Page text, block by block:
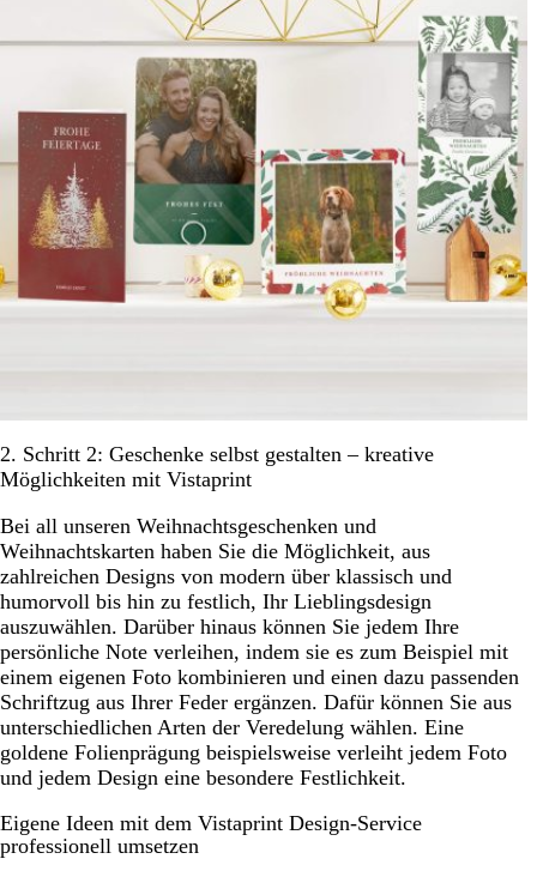
2. Schritt 2: Geschenke selbst gestalten – kreative
Möglichkeiten mit Vistaprint
Bei all unseren Weihnachtsgeschenken und
Weihnachtskarten haben Sie die Möglichkeit, aus
zahlreichen Designs von modern über klassisch und
humorvoll bis hin zu festlich, Ihr Lieblingsdesign
auszuwählen. Darüber hinaus können Sie jedem Ihre
persönliche Note verleihen, indem sie es zum Beispiel mit
einem eigenen Foto kombinieren und einen dazu passenden
Schriftzug aus Ihrer Feder ergänzen. Dafür können Sie aus
unterschiedlichen Arten der Veredelung wählen. Eine
goldene Folienprägung beispielsweise verleiht jedem Foto
und jedem Design eine besondere Festlichkeit.
Eigene Ideen mit dem Vistaprint Design-Service
professionell umsetzen